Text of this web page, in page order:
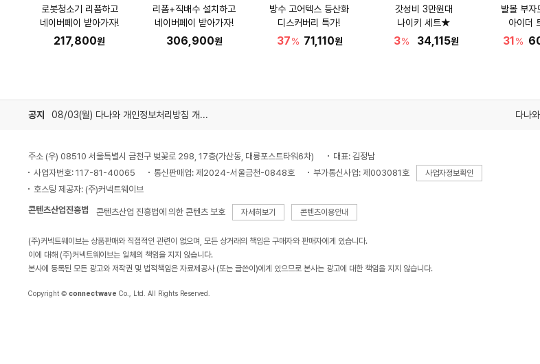
로봇청소기 리폼하고
네이버페이 받아가자!
217,800원
리폼+직배수 설치하고
네이버페이 받아가자!
306,900원
방수 고어텍스 등산화
디스커버리 특가!
37% 71,110원
갓성비 3만원대
나이키 세트★
3% 34,115원
발볼 부자
아이더
31%
공지 08/03(월) 다나와 개인정보처리방침 개정 안내 다나
주소 (우) 08510 서울특별시 금천구 벚꽃로 298, 17층(가산동, 대륭포스트타워6차)
대표: 김정남
사업자번호: 117-81-40065
통신판매업: 제2024-서울금천-0848호 부가통신사업: 제003081호 사업자정보확인
호스팅 제공자: (주)커넥트웨이브
콘텐츠산업진흥법
콘텐츠산업 진흥법에 의한 콘텐츠 보호 자세히보기 콘텐츠이용안내
(주)커넥트웨이브는 상품판매와 직접적인 관련이 없으며, 모든 상거래의 책임은 구매자와 판매자에게 있습니다.
이에 대해 (주)커넥트웨이브는 일체의 책임을 지지 않습니다.
본사에 등록된 모든 광고와 저작권 및 법적책임은 자료제공사 (또는 글쓴이)에게 있으므로 본사는 광고에 대한 책임을 지지 않습니다.
Copyright © connectwave Co., Ltd. All Rights Reserved.